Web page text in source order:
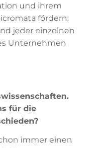
und ihrem
fördern;
jeder einzelnen
Unternehmen
für die
immer einen